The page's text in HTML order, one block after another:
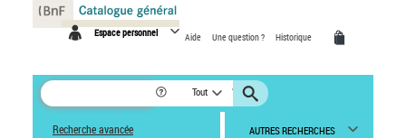
Espace personnel Aide Une question ? Historique
Tout
Recherche avancée AUTRES RECHERCHES
Panneau de gestion des cookies